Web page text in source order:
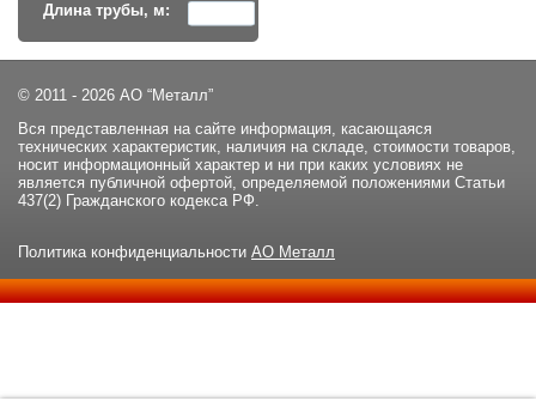
Длина трубы, м:
© 2011 - 2026 АО “Металл”
Вся представленная на сайте информация, касающаяся
технических характеристик, наличия на складе, стоимости товаров,
носит информационный характер и ни при каких условиях не
является публичной офертой, определяемой положениями Статьи
437(2) Гражданского кодекса РФ.
Политика конфиденциальности АО Металл